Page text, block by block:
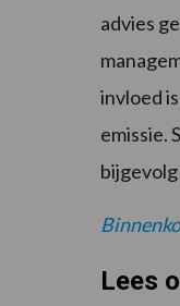
advies
invloed
emissie.
bijgevolg
Lees